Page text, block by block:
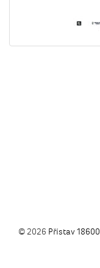
© 2026 Přístav 18600